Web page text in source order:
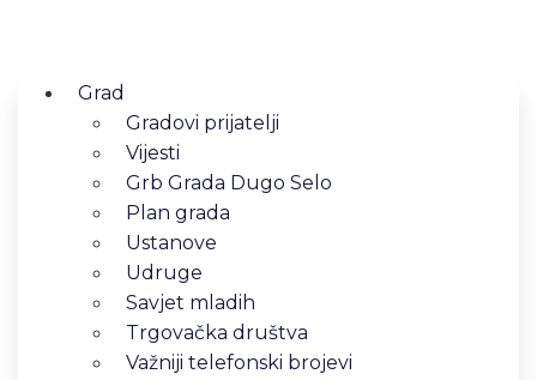
Grad
Gradovi prijatelji
Vijesti
Grb Grada Dugo Selo
Plan grada
Ustanove
Udruge
Savjet mladih
Trgovačka društva
Važniji telefonski brojevi